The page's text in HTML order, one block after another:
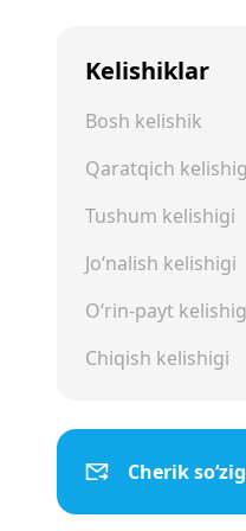
Kelishiklar
Bosh kelishik
Qaratqich
Tushum kelishigi
Jo‘nalish kelishigi
O‘rin-payt
Chiqish kelishigi
Cherik